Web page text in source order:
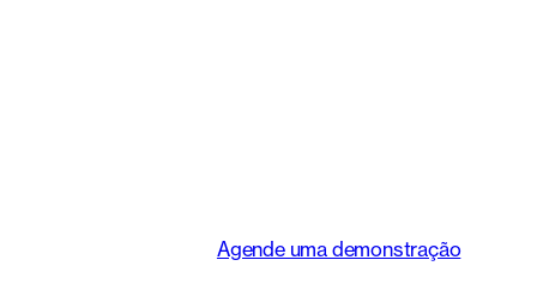
Agende uma demonstração